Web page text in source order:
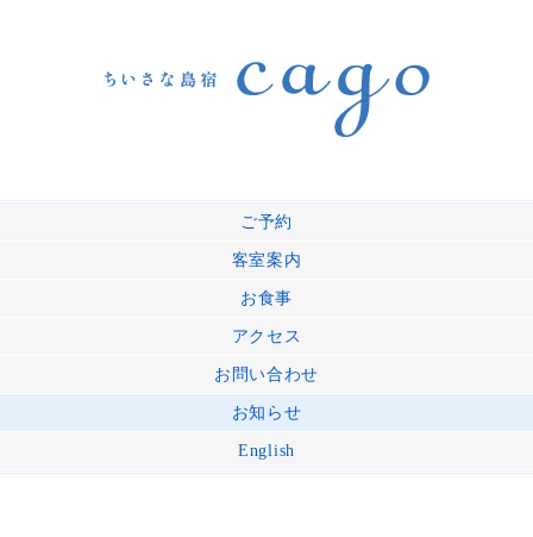
ご予約
客室案内
お食事
アクセス
お問い合わせ
お知らせ
English